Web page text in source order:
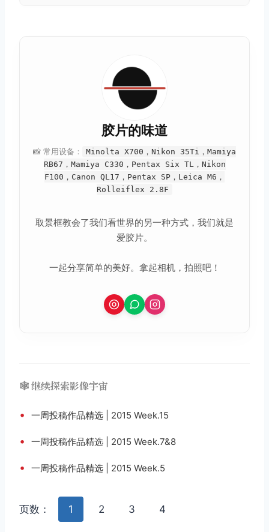
胶片的味道
📸 常用设备：
Minolta X700，Nikon 35Ti，Mamiya
RB67，Mamiya C330，Pentax Six TL，Nikon
F100，Canon QL17，Pentax SP，Leica M6，
Rolleiflex 2.8F
取景框教会了我们看世界的另一种方式，我们就是
爱胶片。
一起分享简单的美好。拿起相机，拍照吧！
🕸️ 继续探索影像宇宙
• 一周投稿作品精选 | 2015 Week.15
• 一周投稿作品精选 | 2015 Week.7&8
• 一周投稿作品精选 | 2015 Week.5
页数： 1 2 3 4